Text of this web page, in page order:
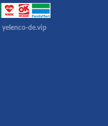
yelenco-de.vip